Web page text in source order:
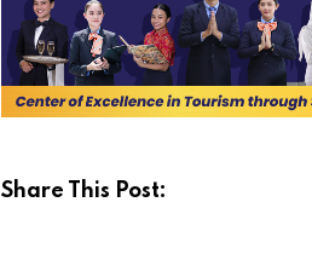
Share This Post: